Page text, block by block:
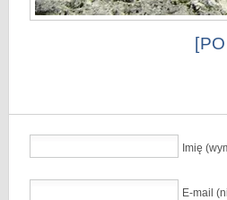
Imię
E-mail